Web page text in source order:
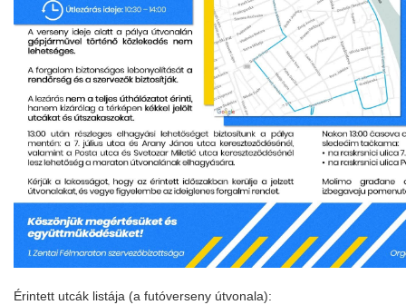
Érintett utcák listája (a futóverseny útvonala):